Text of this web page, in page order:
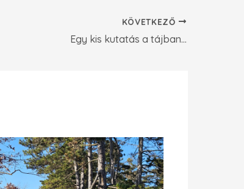
KÖVETKEZŐ
Egy kis kutatás a tájban…